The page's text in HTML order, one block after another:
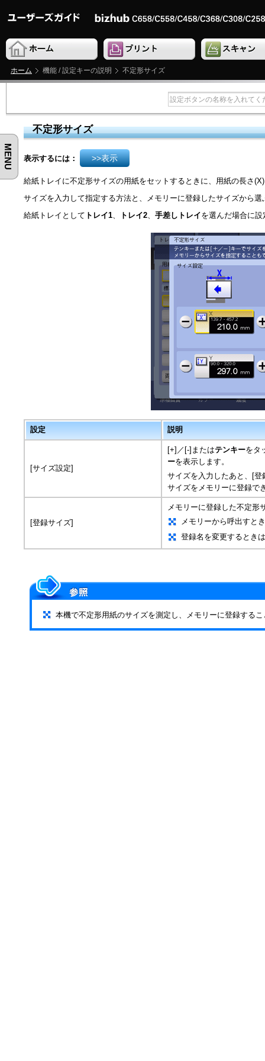
ホーム 機能 / 設定キーの説明 不定形サイズ
MENU
不定形サイズ
表示するには： >>表示
給紙トレイに不定形サイズの用紙をセットするときに、用紙の長さ
サイズを入力して指定する方法と、メモリーに登録したサイズから選
給紙トレイとして トレイ1 トレイ2 手差しトレイを選んだ場合に
設定 説明
[サイズ設定]
[+]／[-]またはテンキーをタ
ーを表示します。
サイズを入力したあと、[
サイズをメモリーに登録で
[登録サイズ]
メモリーに登録した不定形
メモリーから呼出すと
登録名を変更するとき
本機で不定形用紙のサイズを測定し、メモリーに登録する